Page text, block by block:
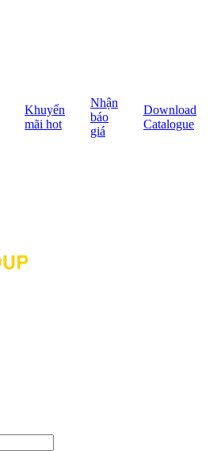
Khuyến
mãi hot
Nhận
báo
giá
Download
Catalogue